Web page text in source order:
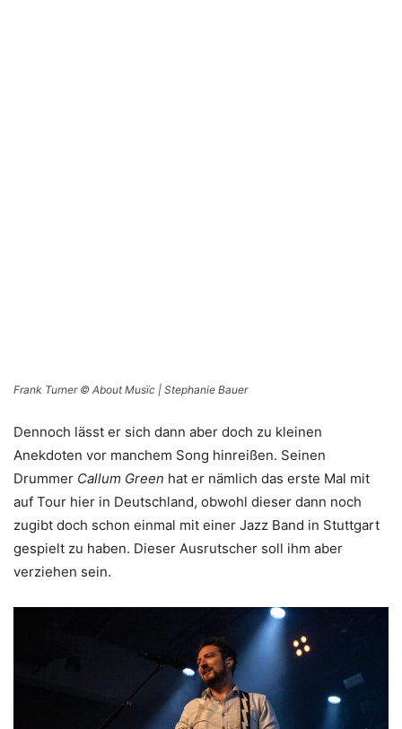
Frank Turner © About Musïc | Stephanie Bauer
Dennoch lässt er sich dann aber doch zu kleinen
Anekdoten vor manchem Song hinreißen. Seinen
Drummer Callum Green hat er nämlich das erste Mal mit
auf Tour hier in Deutschland, obwohl dieser dann noch
zugibt doch schon einmal mit einer Jazz Band in Stuttgart
gespielt zu haben. Dieser Ausrutscher soll ihm aber
verziehen sein.